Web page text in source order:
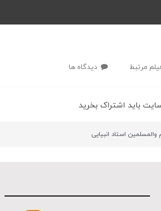
مرتبط دیدگاه ها
باید اشتراک بخرید
استاد انبیایی